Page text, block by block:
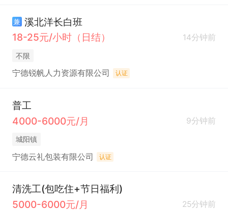
兼 溪北洋长白班
18-25元/小时（日结）
14分钟前
不限
宁德锐帆人力资源有限公司 认证
普工
4000-6000元/月
9分钟前
城阳镇
宁德云礼包装有限公司 认证
清洗工(包吃住+节日福利)
5000-6000元/月
25分钟前